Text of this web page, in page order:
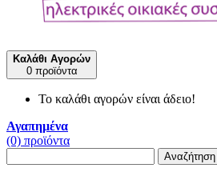
Καλάθι Αγορών
0 προϊόντα
Το καλάθι αγορών είναι άδειο!
Αγαπημένα
(0) προϊόντα
Αναζήτηση